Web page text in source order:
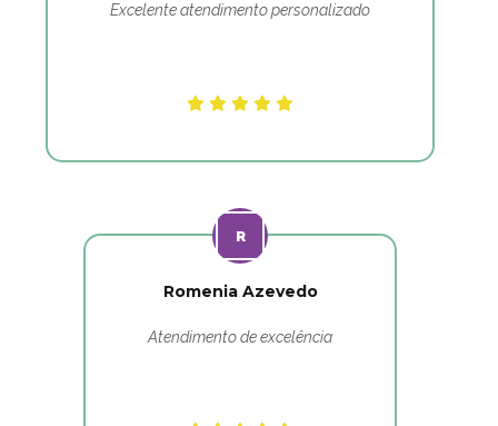
Excelente atendimento personalizado
Romenia Azevedo
Atendimento de excelência